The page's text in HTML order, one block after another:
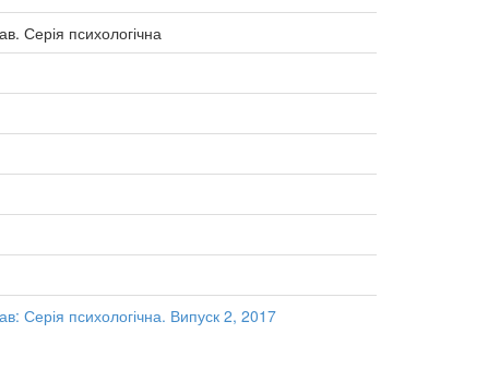
Серія психологічна
Серія психологічна. Випуск 2, 2017